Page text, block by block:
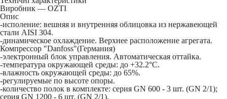
Виробник — OZTI
Опис
-исполение: вешняя и внутренняя облицовка из нержавеющей
стали AISI 304.
-динамическое охлаждение. Верхнее расположение агрегата.
Компрессор "Danfoss"(Германия)
-электронный блок управления. Автоматическая оттайка.
-температура окружающей среды: до +32.2°С.
-влажность окружающей среды: до 65%.
-регулируемые по высоте опоры.
-количество полок в комплекте: серия GN 600 - 3 шт. (GN 2/1);
серия GN 1200 - 6 шт. (GN 2/1).